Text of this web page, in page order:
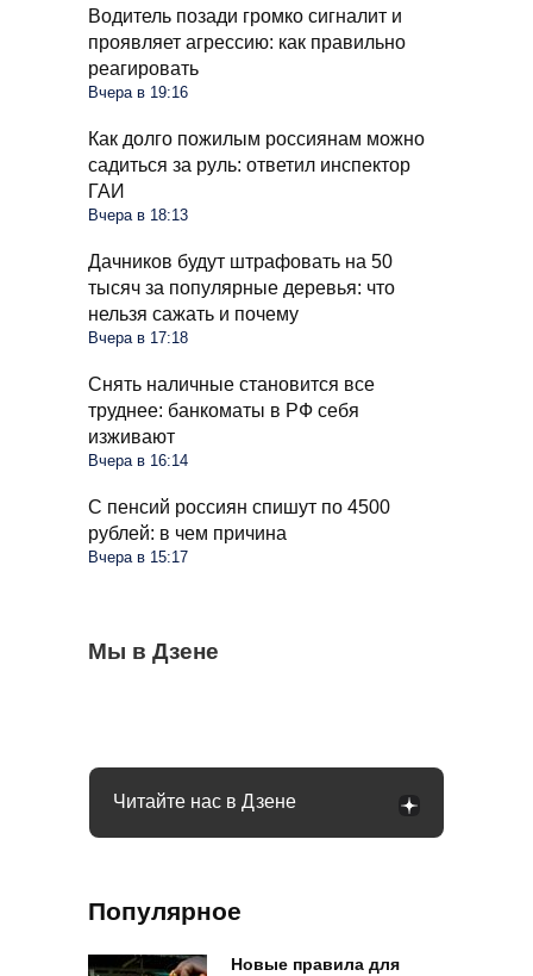
Водитель позади громко сигналит и
проявляет агрессию: как правильно
реагировать
Вчера в 19:16
Как долго пожилым россиянам можно
садиться за руль: ответил инспектор
ГАИ
Вчера в 18:13
Дачников будут штрафовать на 50
тысяч за популярные деревья: что
нельзя сажать и почему
Вчера в 17:18
Снять наличные становится все
труднее: банкоматы в РФ себя
изживают
Вчера в 16:14
С пенсий россиян спишут по 4500
рублей: в чем причина
Вчера в 15:17
Мы в Дзене
Чеснок безвкусный и легкий словно
бумага: вы совершили несколько ошибок
Очередные новшества при снятии
Водителей России ждут большие
Читайте нас в Дзене
Популярное
Новые правила для